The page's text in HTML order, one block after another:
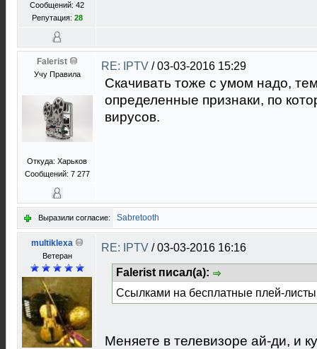
Сообщений: 42
Репутация: 28
Falerist
Учу Правила
Откуда: Харьков
Сообщений: 7 277
RE: IPTV /03-03-2016 15:29
Скачивать тоже с умом надо,
определенные признаки, по
вирусов.
Выразили согласие: Sabretooth
multiklexa
Ветеран
RE: IPTV /03-03-2016 16:16
Falerist писал(а):
Ссылками на бесплатные плей-листы
Меняете в телевизоре ай-ди, и